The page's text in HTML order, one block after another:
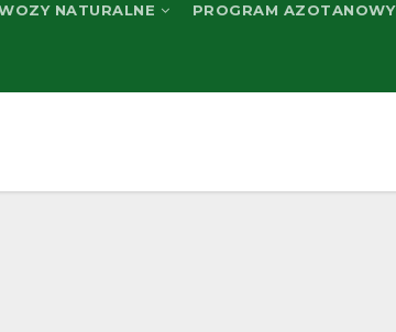
NATURALNE PROGRAM AZOTANOWY